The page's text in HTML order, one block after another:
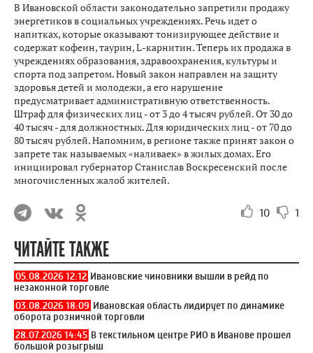
В Ивановской области законодательно запретили продажу
энергетиков в социальных учреждениях. Речь идет о
напитках, которые оказывают тонизирующее действие и
содержат кофеин, таурин, L-карнитин. Теперь их продажа в
учреждениях образования, здравоохранения, культуры и
спорта под запретом. Новый закон направлен на защиту
здоровья детей и молодежи, а его нарушение
предусматривает административную ответственность.
Штраф для физических лиц - от 3 до 4 тысяч рублей. От 30 до
40 тысяч - для должностных. Для юридических лиц - от 70 до
80 тысяч рублей. Напомним, в регионе также принят закон о
запрете так называемых «наливаек» в жилых домах. Его
инициировал губернатор Станислав Воскресенский после
многочисленных жалоб жителей.
10 1
ЧИТАЙТЕ ТАКЖЕ
05.08.2026 12:12 Ивановские чиновники вышли в рейд по
незаконной торговле
03.08.2026 18:09 Ивановская область лидирует по динамике
оборота розничной торговли
28.07.2026 14:45 В текстильном центре РИО в Иванове прошел
большой розыгрыш